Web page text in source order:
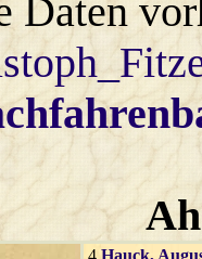
Daten
4 Hauck,